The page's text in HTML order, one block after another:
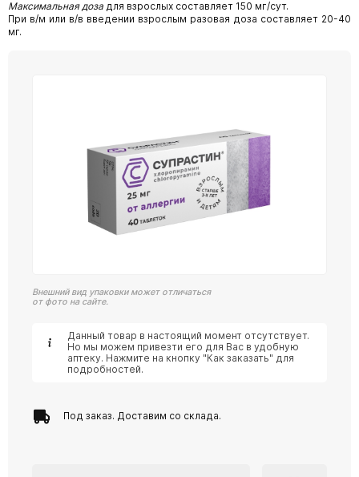
Максимальная доза для взрослых составляет 150 мг/сут.
При в/м или в/в введении взрослым разовая доза составляет 20-40
мг.
Внешний вид упаковки может отличаться
от фото на сайте.
Данный товар в настоящий момент отсутствует.
Но мы можем привезти его для Вас в удобную
аптеку. Нажмите на кнопку "Как заказать" для
подробностей.
Под заказ. Доставим со склада.